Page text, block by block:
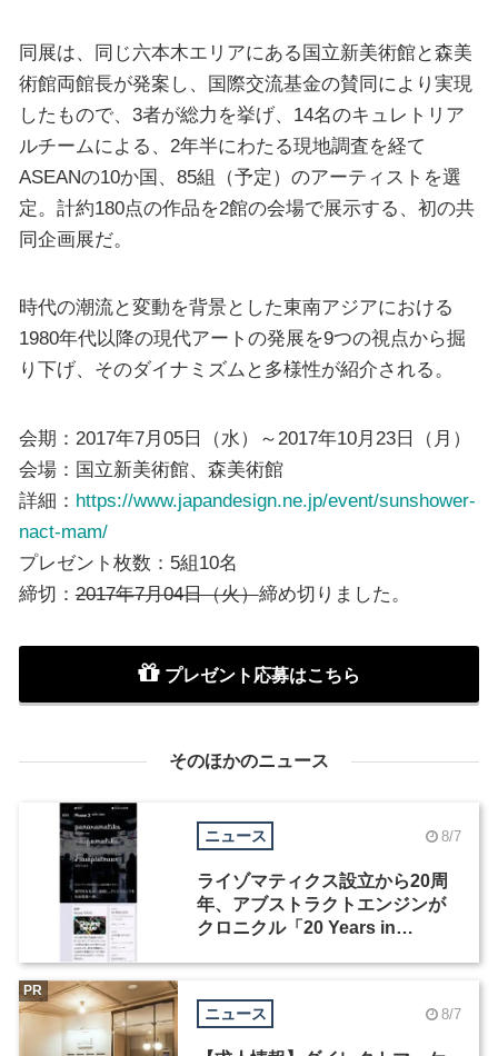
同展は、同じ六本木エリアにある国立新美術館と森美
術館両館長が発案し、国際交流基金の賛同により実現
したもので、3者が総力を挙げ、14名のキュレトリア
ルチームによる、2年半にわたる現地調査を経て
ASEANの10か国、85組（予定）のアーティストを選
定。計約180点の作品を2館の会場で展示する、初の共
同企画展だ。
時代の潮流と変動を背景とした東南アジアにおける
1980年代以降の現代アートの発展を9つの視点から掘
り下げ、そのダイナミズムと多様性が紹介される。
会期：2017年7月05日（水）～2017年10月23日（月）
会場：国立新美術館、森美術館
詳細： https://www.japandesign.ne.jp/event/sunshower-
nact-mam/
プレゼント枚数：5組10名
締切：2017年7月04日（火）締め切りました。
プレゼント応募はこちら
そのほかのニュース
ニュース 8/7
ライゾマティクス設立から20周
年、アブストラクトエンジンが
クロニクル「20 Years in
ニュース 8/7
PR